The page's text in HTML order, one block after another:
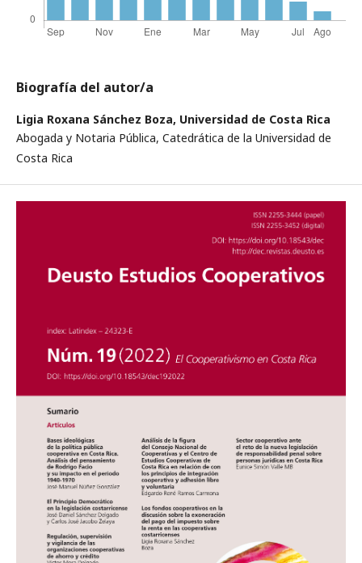
Biografía del autor/a
Ligia Roxana Sánchez Boza, Universidad de Costa Rica
Abogada y Notaria Pública, Catedrática de la Universidad de
Costa Rica